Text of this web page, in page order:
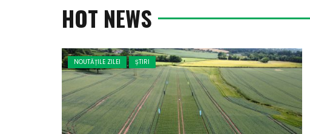
HOT NEWS
NOUTĂȚILE ZILEI ȘTIRI